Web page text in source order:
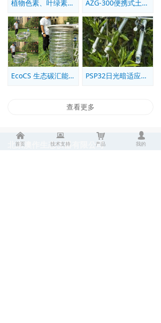
植物色素、叶绿素、花青素测量 AZG-300便携式土壤水体温室气体监测仪
EcoCS 生态碳汇能力监测 PSP32日光暗适应叶绿素荧光测量系统
查看更多
北京澳作生态仪器有限公司
낀
首页
뀵
技术支持
낙
产品
넙
我的